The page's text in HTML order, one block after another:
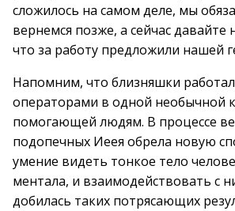
сложилось на самом деле, мы
вернемся позже, а сейчас давайте
что за работу предложили нашей
Напомним, что близняшки
операторами в одной необычной
помогающей людям. В процессе
подопечных Иеея обрела новую
умение видеть тонкое тело
ментала, и взаимодействовать с
добилась таких потрясающих